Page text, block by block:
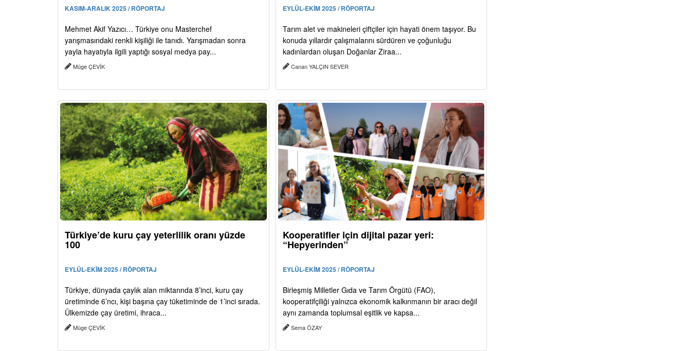
KASIM-ARALIK 2025 / RÖPORTAJ
Mehmet Akif Yazıcı… Türkiye onu Masterchef
yarışmasındaki renkli kişiliği ile tanıdı. Yarışmadan sonra
yayla hayatıyla ilgili yaptığı sosyal medya pay...
Müge ÇEVİK
EYLÜL-EKİM 2025 / RÖPORTAJ
Tarım alet ve makineleri çiftçiler için hayati önem taşıyor. Bu
konuda yıllardır çalışmalarını sürdüren ve çoğunluğu
kadınlardan oluşan Doğanlar Ziraa...
Canan YALÇIN SEVER
Türkiye’de kuru çay yeterlilik oranı yüzde
100
EYLÜL-EKİM 2025 / RÖPORTAJ
Türkiye, dünyada çaylık alan miktarında 8’inci, kuru çay
üretiminde 6’ncı, kişi başına çay tüketiminde de 1’inci sırada.
Ülkemizde çay üretimi, ihraca...
Müge ÇEVİK
Kooperatifler için dijital pazar yeri:
“Hepyerinden”
EYLÜL-EKİM 2025 / RÖPORTAJ
Birleşmiş Milletler Gıda ve Tarım Örgütü (FAO),
kooperatifçiliği yalnızca ekonomik kalkınmanın bir aracı değil
aynı zamanda toplumsal eşitlik ve kapsa...
Sema ÖZAY